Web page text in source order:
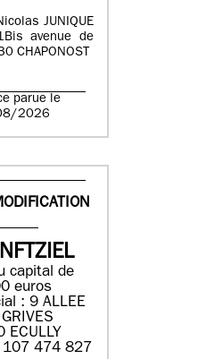
JUNIQUE
avenue de
CHAPONOST
parue le
2026
capital de
euros
: 9 ALLEE
ECULLY
107 474 827